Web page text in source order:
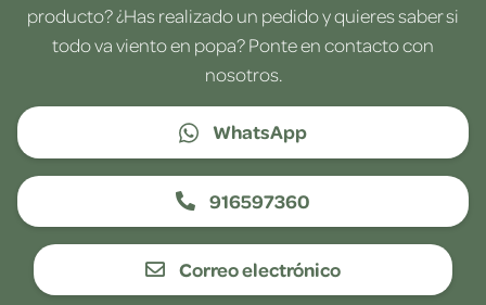
producto? ¿Has realizado un pedido y quieres saber si
todo va viento en popa? Ponte en contacto con
nosotros.
WhatsApp
916597360
Correo electrónico